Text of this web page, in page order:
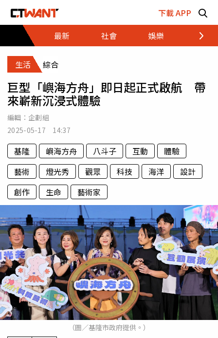
下載 APP
最新
社會 娛樂 財經
生活 綜合
巨型「嶼海方舟」即日起正式啟航 帶
來嶄新沉浸式體驗
編輯： 企劃組
2025-05-17 14:37
基隆 嶼海方舟 八斗子 互動
體驗
藝術
燈光秀 觀眾 科技 海洋
設計
創作
生命 藝術家
（圖／基隆市政府提供。）